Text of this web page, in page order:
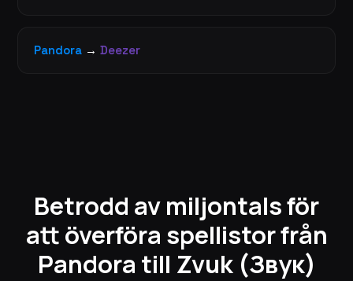
Pandora → Deezer
Betrodd av miljontals för
att överföra spellistor från
Pandora till Zvuk (Звук)